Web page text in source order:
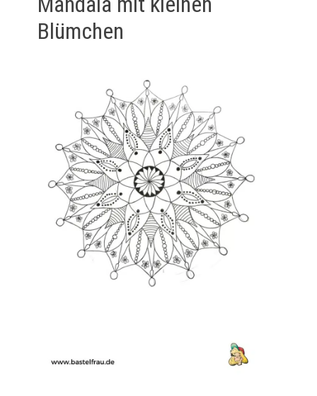
Blümchen